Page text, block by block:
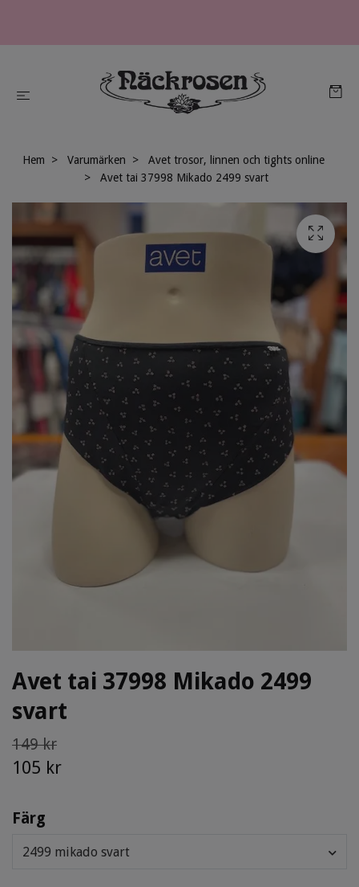
Hem Varumärken
Avet trosor, linnen och tights online
Avet tai 37998 Mikado 2499 svart
Avet tai 37998 Mikado 2499
svart
149 kr
105 kr
Färg
2499 mikado svart